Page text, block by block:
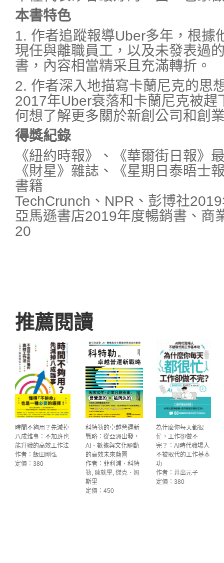
本書特色
1. 作者追蹤報導Uber多年，根據
現任與離職員工，以及未發表過
書，內容相當精采且充滿轉折。
2. 作者深入地描寫卡蘭尼克的思
2017年Uber衰落和卡蘭尼克被趕
何想了解更多關於新創公司和創
得獎紀錄
《紐約時報》、《華爾街日報》
《財星》雜誌、《星期日泰晤士
書籍
TechCrunch、NPR、彭博社
亞馬遜書店2019年度暢銷書、商
20
推薦閱讀
時間不夠用？先減掉
八成雜事：不加班也
能升職的高效工作法
作者：飯田剛弘
定價：380
科特勒的卓越營運新
戰略：從亞洲出發，
AI、數據與文化驅動
的高效未來藍圖
作者：菲利浦．科特
勒, 陳就學, 傑克．姆
斯里
定價：450
為什麼你每天都很
忙，工作卻做不
完？：AI時代職場人
不被取代的工作基本
功
作者：井出元子
定價：380